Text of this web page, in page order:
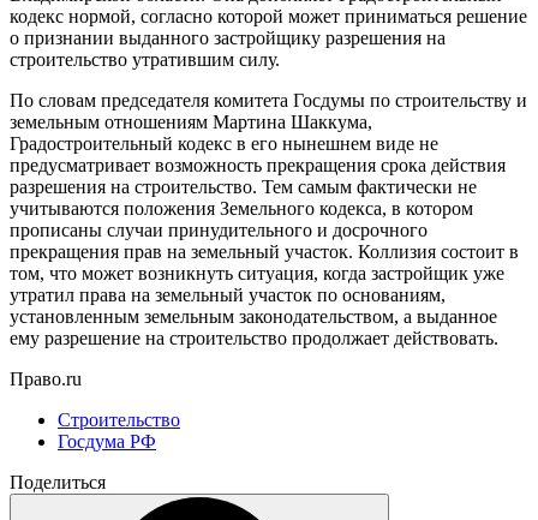
кодекс нормой, согласно которой может приниматься решение
о признании выданного застройщику разрешения на
строительство утратившим силу.
По словам председателя комитета Госдумы по строительству и
земельным отношениям Мартина Шаккума,
Градостроительный кодекс в его нынешнем виде не
предусматривает возможность прекращения срока действия
разрешения на строительство. Тем самым фактически не
учитываются положения Земельного кодекса, в котором
прописаны случаи принудительного и досрочного
прекращения прав на земельный участок. Коллизия состоит в
том, что может возникнуть ситуация, когда застройщик уже
утратил права на земельный участок по основаниям,
установленным земельным законодательством, а выданное
ему разрешение на строительство продолжает действовать.
Право.ru
Строительство
Госдума РФ
Поделиться